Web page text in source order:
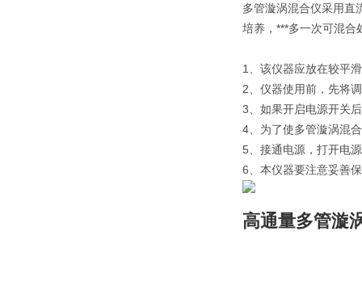
多管漩涡混合仪采用直
培养，***多一次可混合
1、该仪器应放在较平
2、仪器使用前，先将
3、如果开启电源开关
4、为了使多管漩涡混
5、接通电源，打开电
6、本仪器要注意妥善
高通量多管漩